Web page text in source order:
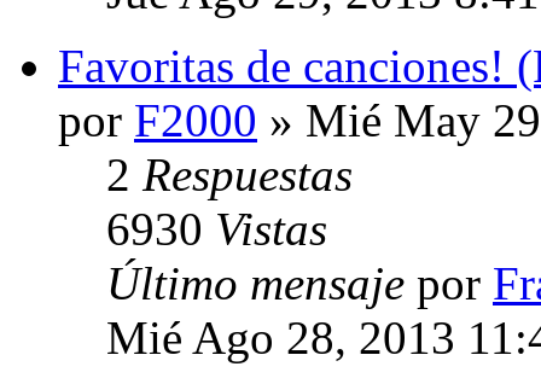
Favoritas de canciones!
por F2000 » Mié May
2 Respuestas
6930 Vistas
Último mensaje por
Mié Ago 28, 2013